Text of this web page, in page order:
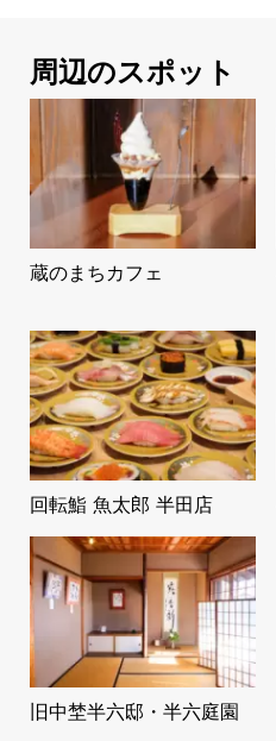
周辺のスポット
蔵のまちカフェ
回転鮨 魚太郎 半田店
旧中埜半六邸・半六庭園